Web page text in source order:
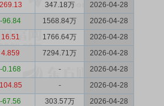
269.13 347.18万
2026-04-28
-96.84 1568.84万
2026-04-28
16.51 1766.64万
2026-04-28
4.859 7294.71万
2026-04-28
-0.168 -
2026-04-28
104.85 -
2026-04-28
-67.56 303.57万
2026-04-28